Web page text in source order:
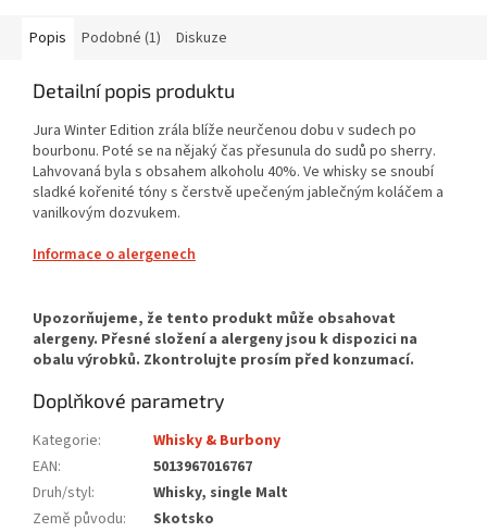
Popis Podobné (1) Diskuze
Detailní popis produktu
Jura Winter Edition zrála blíže neurčenou dobu v sudech po
bourbonu. Poté se na nějaký čas přesunula do sudů po sherry.
Lahvovaná byla s obsahem alkoholu 40%. Ve whisky se snoubí
sladké kořenité tóny s čerstvě upečeným jablečným koláčem a
vanilkovým dozvukem.
Informace o alergenech
Doplňkové parametry
Kategorie:
Whisky & Burbony
EAN:
5013967016767
Druh/styl:
Whisky, single Malt
Země původu:
Skotsko